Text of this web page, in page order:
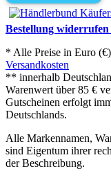
Bestellung widerrufen
* Alle Preise in Euro
Versandkosten
** innerhalb
Warenwert über 85 €
Gutscheinen erfolgt
Deutschlands.
Alle Markennamen,
sind Eigentum ihrer
der Beschreibung.